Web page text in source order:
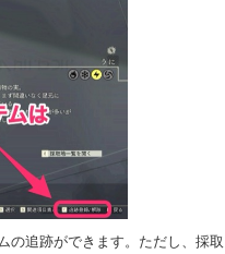
追跡ができます。ただし、採取